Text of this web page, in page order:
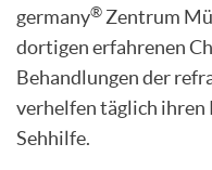
germany® Zentrum
dortigen erfahrenen
Behandlungen der
verhelfen täglich ihren
Sehhilfe.